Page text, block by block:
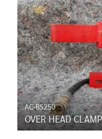
AC-BS250
OVER HEAD CLAMP